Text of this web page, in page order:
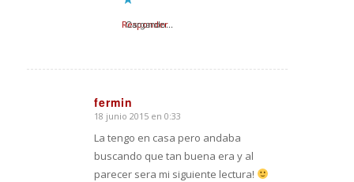
Cargando...
Responder
fermin
Dice:
18 junio 2015 en 0:33
La tengo en casa pero andaba
buscando que tan buena era y al
parecer sera mi siguiente lectura!